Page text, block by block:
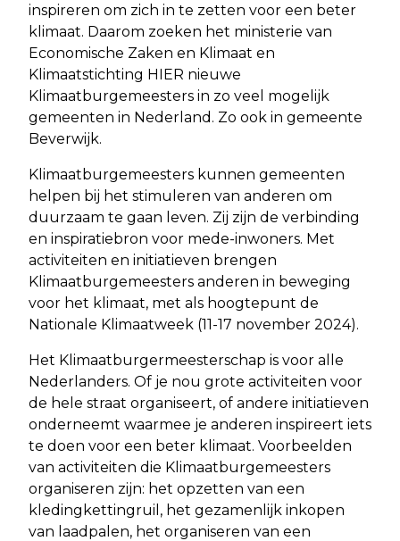
inspireren om zich in te zetten voor een beter
klimaat. Daarom zoeken het ministerie van
Economische Zaken en Klimaat en
Klimaatstichting HIER nieuwe
Klimaatburgemeesters in zo veel mogelijk
gemeenten in Nederland. Zo ook in gemeente
Beverwijk.
Klimaatburgemeesters kunnen gemeenten
helpen bij het stimuleren van anderen om
duurzaam te gaan leven. Zij zijn de verbinding
en inspiratiebron voor mede-inwoners. Met
activiteiten en initiatieven brengen
Klimaatburgemeesters anderen in beweging
voor het klimaat, met als hoogtepunt de
Nationale Klimaatweek (11-17 november 2024).
Het Klimaatburgermeesterschap is voor alle
Nederlanders. Of je nou grote activiteiten voor
de hele straat organiseert, of andere initiatieven
onderneemt waarmee je anderen inspireert iets
te doen voor een beter klimaat. Voorbeelden
van activiteiten die Klimaatburgemeesters
organiseren zijn: het opzetten van een
kledingkettingruil, het gezamenlijk inkopen
van laadpalen, het organiseren van een